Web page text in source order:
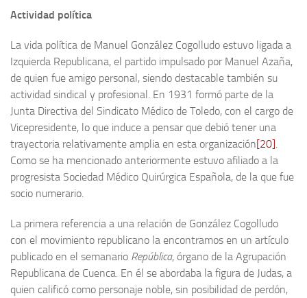
Actividad política
La vida política de Manuel González Cogolludo estuvo ligada a
Izquierda Republicana, el partido impulsado por Manuel Azaña,
de quien fue amigo personal, siendo destacable también su
actividad sindical y profesional. En 1931 formó parte de la
Junta Directiva del Sindicato Médico de Toledo, con el cargo de
Vicepresidente, lo que induce a pensar que debió tener una
trayectoria relativamente amplia en esta organización[20].
Como se ha mencionado anteriormente estuvo afiliado a la
progresista Sociedad Médico Quirúrgica Española, de la que fue
socio numerario.
La primera referencia a una relación de González Cogolludo
con el movimiento republicano la encontramos en un artículo
publicado en el semanario República, órgano de la Agrupación
Republicana de Cuenca. En él se abordaba la figura de Judas, a
quien calificó como personaje noble, sin posibilidad de perdón,